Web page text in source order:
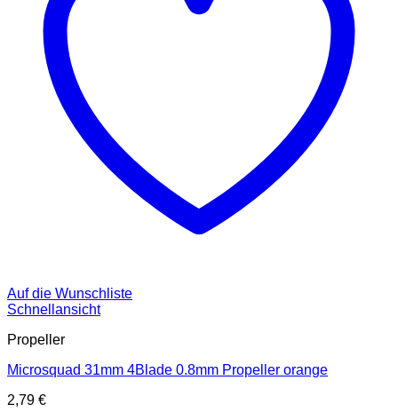
Auf die Wunschliste
Schnellansicht
Propeller
Microsquad 31mm 4Blade 0.8mm Propeller orange
2,79 €